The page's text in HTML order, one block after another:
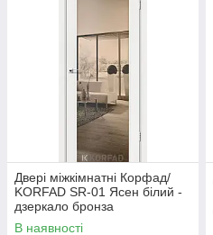
Двері міжкімнатні Корфад/
KORFAD SR-01 Ясен білий -
дзеркало бронза
В наявності